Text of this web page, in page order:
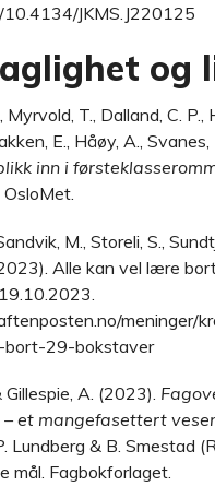
JKMS.J220125
og
Myrvold, T., Dalland, C. P.,
E., Håøy, A., Svanes,
inn i
OsloMet.
M., Storeli, S.,
Alle kan vel lære
meninger/
bort-29-bokstaver
A. (2023).
et mangefasettert
Lundberg & B. Smestad
mål. Fagbokforlaget.